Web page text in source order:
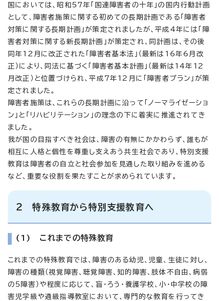
国においては、昭和57年「国連障害者の十年」の国内行動計画
として、障害者施策に関する初めての長期計画である「障害者
対策に関する長期計画」が策定されましたが、平成4年には「障
害者対策に関する新長期計画」が策定され、同計画は、その後
同年12月に改正された「障害者基本法」（最新は16年6月改
正）により、同法に基づく「障害者基本計画」（最新は14年12
月改正）と位置づけられ、平成7年12月に「障害者プラン」が策
定されました。
障害者施策は、これらの長期計画に沿って「ノーマライゼーショ
ン」と「リハビリテーション」の理念の下に着実に推進されてき
ました。
我が国の目指すべき社会は、障害の有無にかかわらず、誰もが
相互に人格と個性を尊重し支えあう共生社会であり、特別支援
教育は障害者の自立と社会参加を見通した取り組みを進める
など、重要な役割を果たすことが求められています。
2 特殊教育から特別支援教育へ
(1) これまでの特殊教育
これまでの特殊教育では、障害のある幼児、児童、生徒に対し、
障害の種類（視覚障害、聴覚障害、知的障害、肢体不自由、病弱
の5障害）や程度に応じて、盲・ろう・養護学校、小・中学校の障
害児学級や通級指導教室において、専門的な教育を行ってき